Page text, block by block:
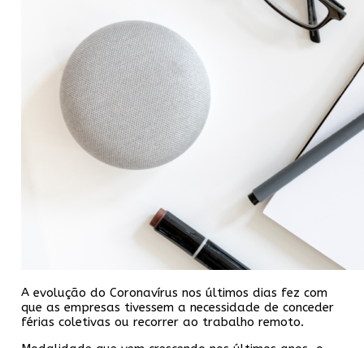
A evolução do Coronavírus nos últimos dias fez com
que as empresas tivessem a necessidade de conceder
férias coletivas ou recorrer ao trabalho remoto.